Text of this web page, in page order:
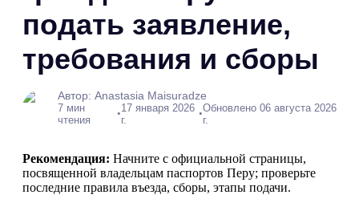
подать заявление,
требования и сборы
Автор: Anastasia Maisuradze
7 мин
чтения
•17 января 2026
г.
•Обновлено 06 августа 2026
г.
Рекомендация: Начните с официальной страницы,
посвященной владельцам паспортов Перу; проверьте
последние правила въезда, сборы, этапы подачи.